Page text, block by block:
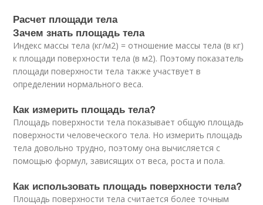
Расчет площади тела
Зачем знать площадь тела
Индекс массы тела (кг/м2) = отношение массы тела (в кг)
к площади поверхности тела (в м2). Поэтому показатель
площади поверхности тела также участвует в
определении нормального веса.
Как измерить площадь тела?
Площадь поверхности тела показывает общую площадь
поверхности человеческого тела. Но измерить площадь
тела довольно трудно, поэтому она вычисляется с
помощью формул, зависящих от веса, роста и пола.
Как использовать площадь поверхности тела?
Площадь поверхности тела считается более точным